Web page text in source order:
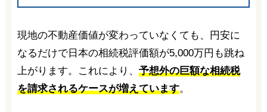
現地の不動産価値が変わっていなくても、円安に
なるだけで日本の相続税評価額が5,000万円も跳ね
上がります。これにより、 予想外の巨額な相続税
を請求されるケースが増えています。